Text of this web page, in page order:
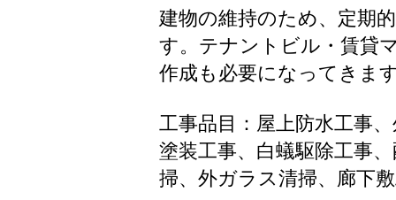
建物の維持のため、定期
す。テナントビル・賃貸
作成も必要になってきま
工事品目：屋上防水工事
塗装工事、白蟻駆除工事
掃、外ガラス清掃、廊下